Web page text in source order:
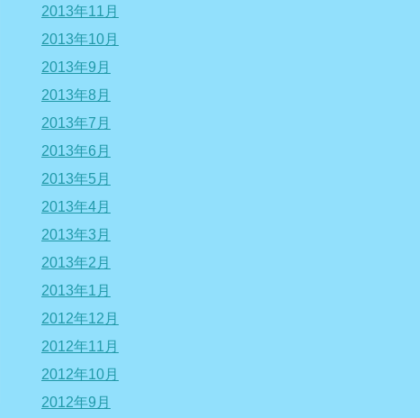
2013年11月
2013年10月
2013年9月
2013年8月
2013年7月
2013年6月
2013年5月
2013年4月
2013年3月
2013年2月
2013年1月
2012年12月
2012年11月
2012年10月
2012年9月